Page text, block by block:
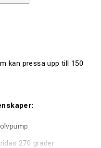
kan pressa upp till 150
270 grader